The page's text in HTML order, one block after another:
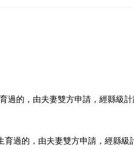
過的，由夫妻雙方申請，經縣級計
過的，由夫妻雙方申請，經縣級